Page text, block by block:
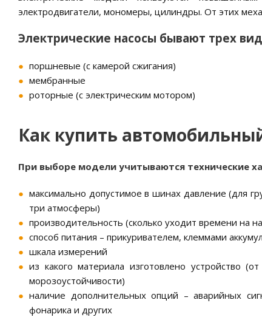
электродвигатели, мономеры, цилиндры. От этих
Электрические насосы бывают трех
поршневые (с камерой сжигания)
мембранные
роторные (с электрическим мотором)
Как купить
При выборе модели учитываются технические
максимально допустимое в шинах давление (для
три атмосферы)
производительность (сколько уходит времени на
способ питания – прикуривателем, клеммами
шкала измерений
из какого материала изготовлено устройство
морозоустойчивости)
наличие дополнительных опций – аварийных
фонарика и других